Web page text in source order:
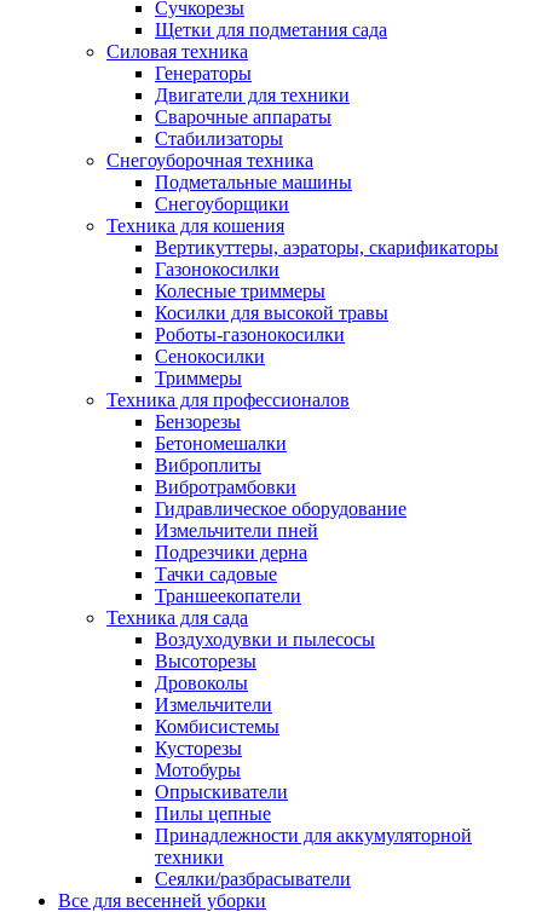
Сучкорезы
Щетки для подметания сада
Силовая техника
Генераторы
Двигатели для техники
Сварочные аппараты
Стабилизаторы
Снегоуборочная техника
Подметальные машины
Снегоуборщики
Техника для кошения
Вертикуттеры, аэраторы, скарификаторы
Газонокосилки
Колесные триммеры
Косилки для высокой травы
Роботы-газонокосилки
Сенокосилки
Триммеры
Техника для профессионалов
Бензорезы
Бетономешалки
Виброплиты
Вибротрамбовки
Гидравлическое оборудование
Измельчители пней
Подрезчики дерна
Тачки садовые
Траншеекопатели
Техника для сада
Воздуходувки и пылесосы
Высоторезы
Дровоколы
Измельчители
Комбисистемы
Кусторезы
Мотобуры
Опрыскиватели
Пилы цепные
Принадлежности для аккумуляторной
техники
Сеялки/разбрасыватели
Все для весенней уборки